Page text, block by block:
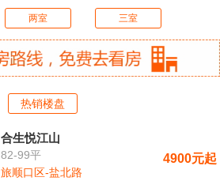
两室 三室
热销楼盘
合生悦江山
82-99平
旅顺口区-盐北路
4900元起